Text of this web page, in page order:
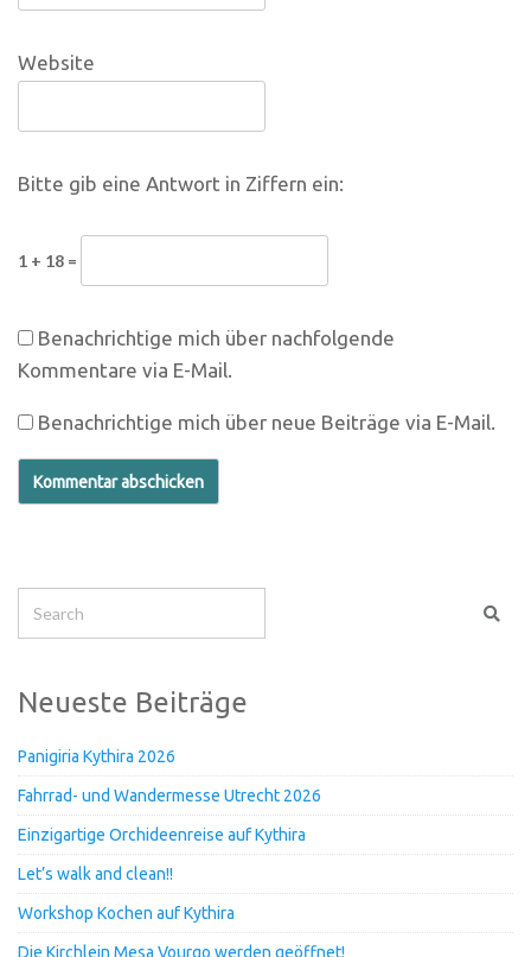
Website
Bitte gib eine Antwort in Ziffern ein:
1 + 18 =
Benachrichtige mich über nachfolgende
Kommentare via E-Mail.
Benachrichtige mich über neue Beiträge via E-Mail.
Neueste Beiträge
Panigiria Kythira 2026
Fahrrad- und Wandermesse Utrecht 2026
Einzigartige Orchideenreise auf Kythira
Let’s walk and clean!!
Workshop Kochen auf Kythira
Die Kirchlein Mesa Vourgo werden geöffnet!